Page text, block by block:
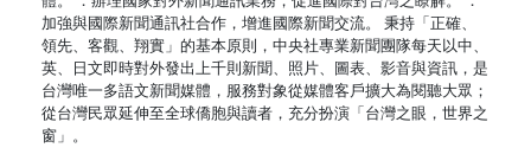
加強與國際新聞通訊社合作，增進國際新聞交流。 秉持「正確、
領先、客觀、翔實」的基本原則，中央社專業新聞團隊每天以中、
英、日文即時對外發出上千則新聞、照片、圖表、影音與資訊，是
台灣唯一多語文新聞媒體，服務對象從媒體客戶擴大為閱聽大眾；
從台灣民眾延伸至全球僑胞與讀者，充分扮演「台灣之眼，世界之
窗」。